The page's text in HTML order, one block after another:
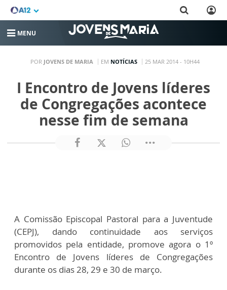
MENU
POR JOVENS DE MARIA EM NOTÍCIAS 25 MAR 2014 - 10H44
I Encontro de Jovens líderes
de Congregações acontece
nesse fim de semana
A Comissão Episcopal Pastoral para a Juventude
(CEPJ), dando continuidade aos serviços
promovidos pela entidade, promove agora o 1º
Encontro de Jovens líderes de Congregações
durante os dias 28, 29 e 30 de março.